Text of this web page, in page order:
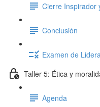
Cierre Inspirador
Conclusión
Examen de
Taller 5: Ética y
Agenda